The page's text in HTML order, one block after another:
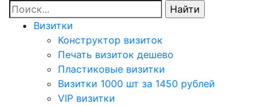
Визитки
Конструктор визиток
Печать визиток дешево
Пластиковые визитки
Визитки 1000 шт за 1450 рублей
VIP визитки